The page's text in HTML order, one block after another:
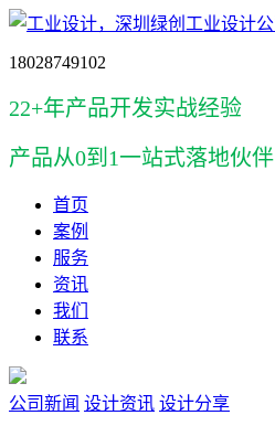
18028749102
22+年产品开发实战经验
产品从0到1一站式落地伙伴
首页
案例
服务
资讯
我们
联系
公司新闻 设计资讯 设计分享